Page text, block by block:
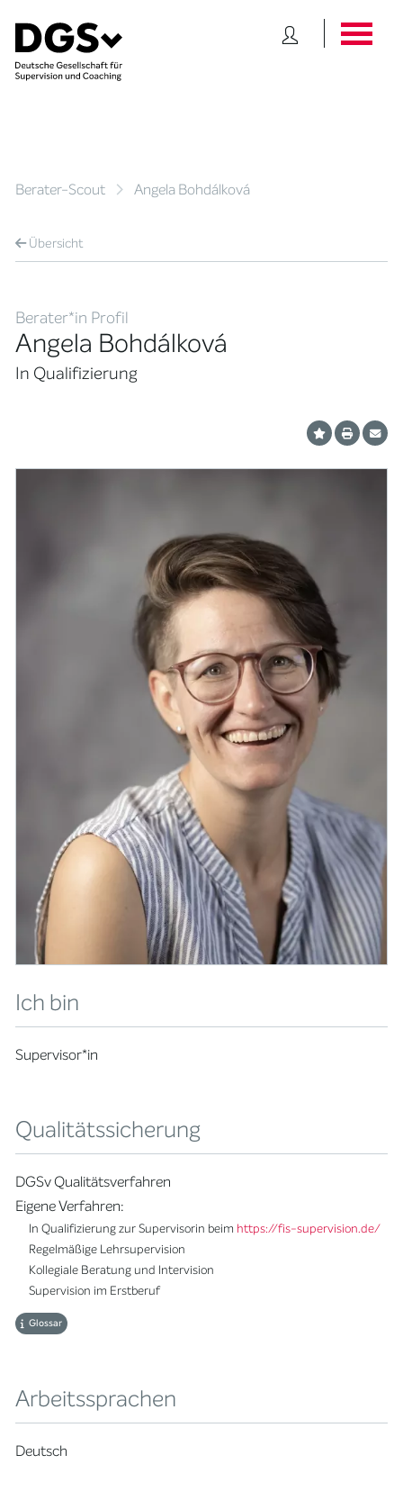
Berater-Scout Angela Bohdálková
Übersicht
Berater*in Profil
Angela Bohdálková
In Qualifizierung
Ich bin
Supervisor*in
Qualitätssicherung
DGSv Qualitätsverfahren
Eigene Verfahren:
In Qualifizierung zur Supervisorin beim https://fis-supervision.de/
Regelmäßige Lehrsupervision
Kollegiale Beratung und Intervision
Supervision im Erstberuf
Glossar
Arbeitssprachen
Deutsch